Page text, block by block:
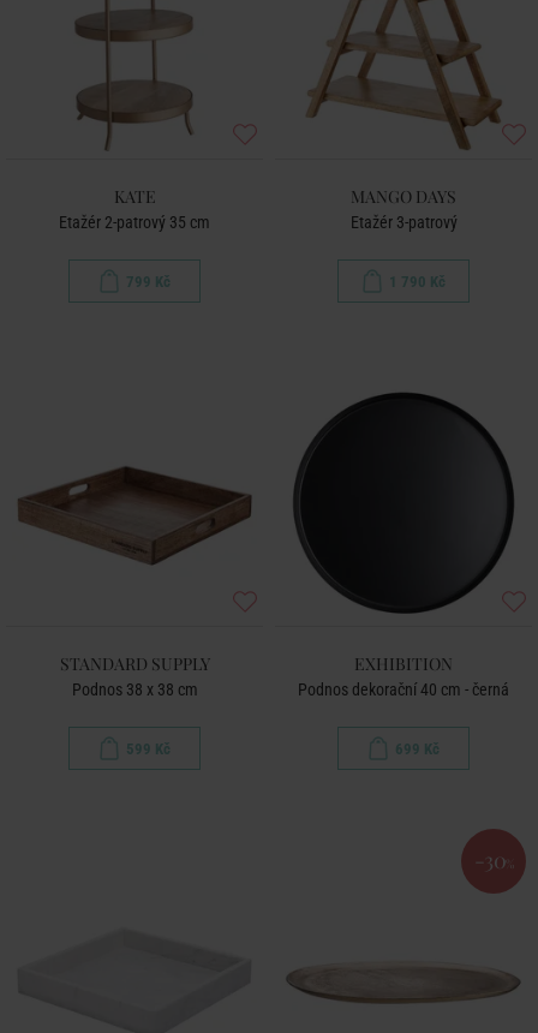
KATE
Etažér 2-patrový 35 cm
799 Kč
MANGO DAYS
Etažér 3-patrový
1 790 Kč
STANDARD SUPPLY
Podnos 38 x 38 cm
599 Kč
EXHIBITION
Podnos dekorační 40 cm - černá
699 Kč
-30 %